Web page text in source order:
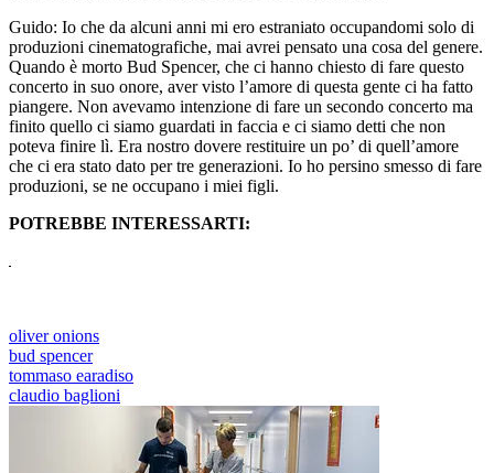
Guido: Io che da alcuni anni mi ero estraniato occupandomi solo di
produzioni cinematografiche, mai avrei pensato una cosa del genere.
Quando è morto Bud Spencer, che ci hanno chiesto di fare questo
concerto in suo onore, aver visto l’amore di questa gente ci ha fatto
piangere. Non avevamo intenzione di fare un secondo concerto ma
finito quello ci siamo guardati in faccia e ci siamo detti che non
poteva finire lì. Era nostro dovere restituire un po’ di quell’amore
che ci era stato dato per tre generazioni. Io ho persino smesso di fare
produzioni, se ne occupano i miei figli.
POTREBBE INTERESSARTI:
oliver onions
bud spencer
tommaso earadiso
claudio baglioni